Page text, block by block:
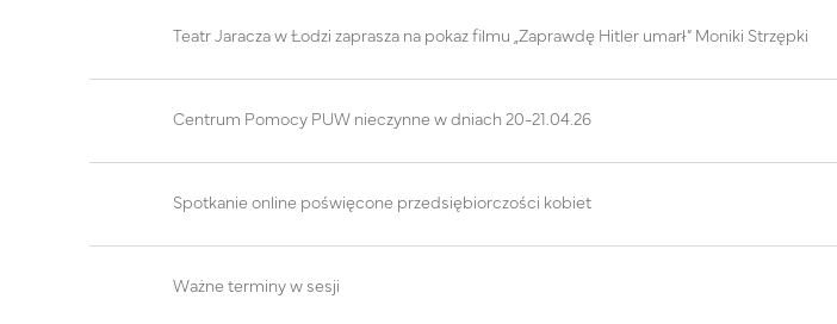
Teatr Jaracza w Łodzi zaprasza na pokaz filmu „Zaprawdę Hitler umarł” Moniki Strzępki
Centrum Pomocy PUW nieczynne w dniach 20-21.04.26
Spotkanie online poświęcone przedsiębiorczości kobiet
Ważne terminy w sesji